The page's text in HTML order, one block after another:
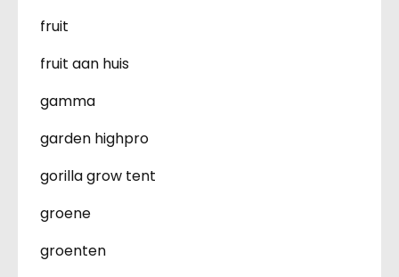
fruit
fruit aan huis
gamma
garden highpro
gorilla grow tent
groene
groenten